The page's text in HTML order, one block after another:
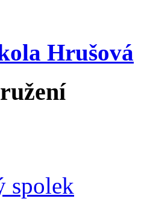
Hrušová
spolek